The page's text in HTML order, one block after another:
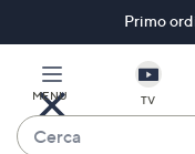
principale
Primo
MENU TV
Cerca